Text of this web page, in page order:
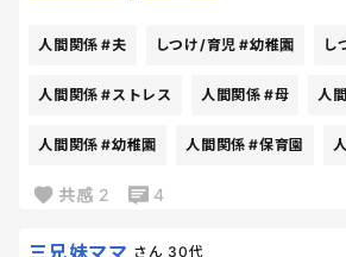
先生もすごいですねーと返してば
やっと終わってチラッとこちらに
帰って行った……
の実家にもストレス溜めながらい
ていられません。夫と相談して決
そうね、という返事。内心、面白
と思ってます。孫まで自分の思い
無意識にしていて呆れます。
人間関係 #夫 しつけ/育児 #幼稚園 し
人間関係 #ストレス 人間関係 #母 人
人間関係 #幼稚園 人間関係 #保育園
共感 2 4
三兄妹ママ さん 30代